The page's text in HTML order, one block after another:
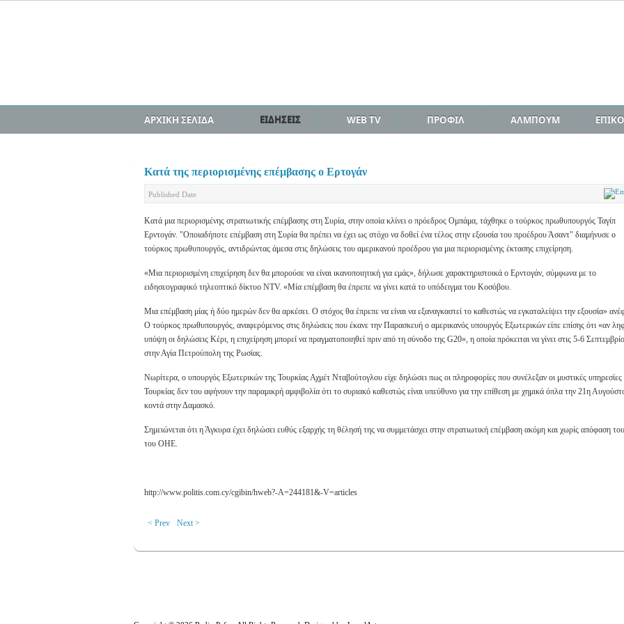
ΑΡΧΙΚΗ ΣΕΛΙΔΑ ΕΙΔΗΣΕΙΣ WEB TV ΠΡΟΦΙΛ ΑΛΜΠΟΥΜ
Κατά της περιορισμένης επέμβασης ο Ερτογάν
Published Date
Κατά μια περιορισμένης στρατιωτικής επέμβασης στη Συρία, στην οποία κλίνει ο πρόεδρος Ομπάμα, τάχθηκε ο τούρκος πρωθυπουργός Ταγίπ
Ερντογάν. "Οποιαδήποτε επέμβαση στη Συρία θα πρέπει να έχει ως στόχο να δοθεί ένα τέλος στην εξουσία του προέδρου Άσαντ" διαμήνυσε ο
τούρκος πρωθυπουργός, αντιδρώντας άμεσα στις δηλώσεις του αμερικανού προέδρου για μια περιορισμένης έκτασης επιχείρηση.
«Μια περιορισμένη επιχείρηση δεν θα μπορούσε να είναι ικανοποιητική για εμάς», δήλωσε χαρακτηριστοικά ο Ερντογάν, σύμφωνα με το
ειδησεογραφικό τηλεοπτικό δίκτυο NTV. «Μία επέμβαση θα έπρεπε να γίνει κατά το υπόδειγμα του Κοσόβου.
Μια επέμβαση μίας ή δύο ημερών δεν θα αρκέσει. Ο στόχος θα έπρεπε να είναι να εξαναγκαστεί το καθεστώς να εγκαταλείψει την εξουσία»
Ο τούρκος πρωθυπουργός, αναφερόμενος στις δηλώσεις που έκανε την Παρασκευή ο αμερικανός υπουργός Εξωτερικών είπε επίσης ότι «αν
υπόψη οι δηλώσεις Κέρι, η επιχείρηση μπορεί να πραγματοποιηθεί πριν από τη σύνοδο της G20», η οποία πρόκειται να γίνει στις 5-6
στην Αγία Πετρούπολη της Ρωσίας.
Νωρίτερα, ο υπουργός Εξωτερικών της Τουρκίας Αχμέτ Νταβούτογλου είχε δηλώσει πως οι πληροφορίες που συνέλεξαν οι μυστικές υπηρεσίες
Τουρκίας δεν του αφήνουν την παραμικρή αμφιβολία ότι το συριακό καθεστώς είναι υπεύθυνο για την επίθεση με χημικά όπλα την 21η
κοντά στην Δαμασκό.
Σημειώνεται ότι η Άγκυρα έχει δηλώσει ευθύς εξαρχής τη θέλησή της να συμμετάσχει στην στρατιωτική επέμβαση ακόμη και χωρίς απόφαση
του ΟΗΕ.
http://www.politis.com.cy/cgibin/hweb?-A=244181&-V=articles
< Prev Next >